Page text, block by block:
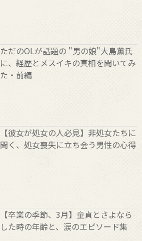
ただのOLが話題の "男の娘"大島薫氏
に、経歴とメスイキの真相を聞いてみ
た・前編
【彼女が処女の人必見】非処女たちに
聞く、処女喪失に立ち会う男性の心得
【卒業の季節、3月】童貞とさよなら
した時の年齢と、涙のエピソード集